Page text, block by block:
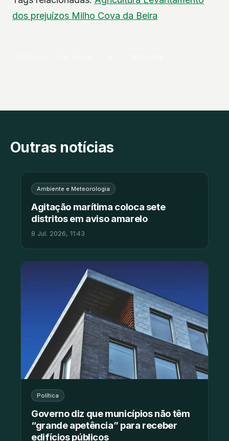
dos prejuízos Milho Cova da Beira
Outras notícias
Ambiente e Meteorologia
Agitação marítima coloca sete
distritos em aviso amarelo
8 Jul. 2026, 11:43
Política
Governo diz que municípios não têm
“grande apetência” para receber
edifícios públicos